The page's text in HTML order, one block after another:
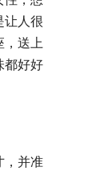
让人很
，送上
都好好
，并准